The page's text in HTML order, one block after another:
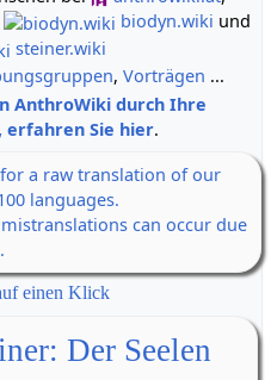
biodyn.wiki und
steiner.wiki
, Vorträgen ...
AnthroWiki durch Ihre
erfahren Sie hier.
for a raw translation of our
languages.
can occur due
einen Klick
Der Seelen